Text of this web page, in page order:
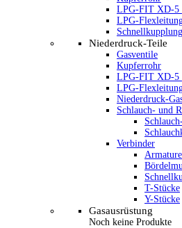
LPG-FIT XD-5
LPG-
Niederdruck-Teile
Gasventile
Kupferrohr
LPG-FIT XD-5
LPG-
Niederdruck-
Schlauch- und
Verbinder
T-Stücke
Y-Stücke
Gasausrüstung
Noch keine Produkte